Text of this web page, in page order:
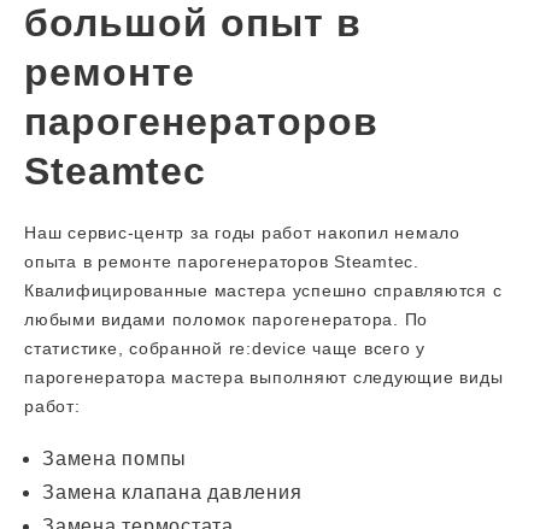
большой опыт в
ремонте
парогенераторов
Steamtec
Наш сервис-центр за годы работ накопил немало
опыта в ремонте парогенераторов Steamtec.
Квалифицированные мастера успешно справляются с
любыми видами поломок парогенератора. По
статистике, собранной re:device чаще всего у
парогенератора мастера выполняют следующие виды
работ:
Замена помпы
Замена клапана давления